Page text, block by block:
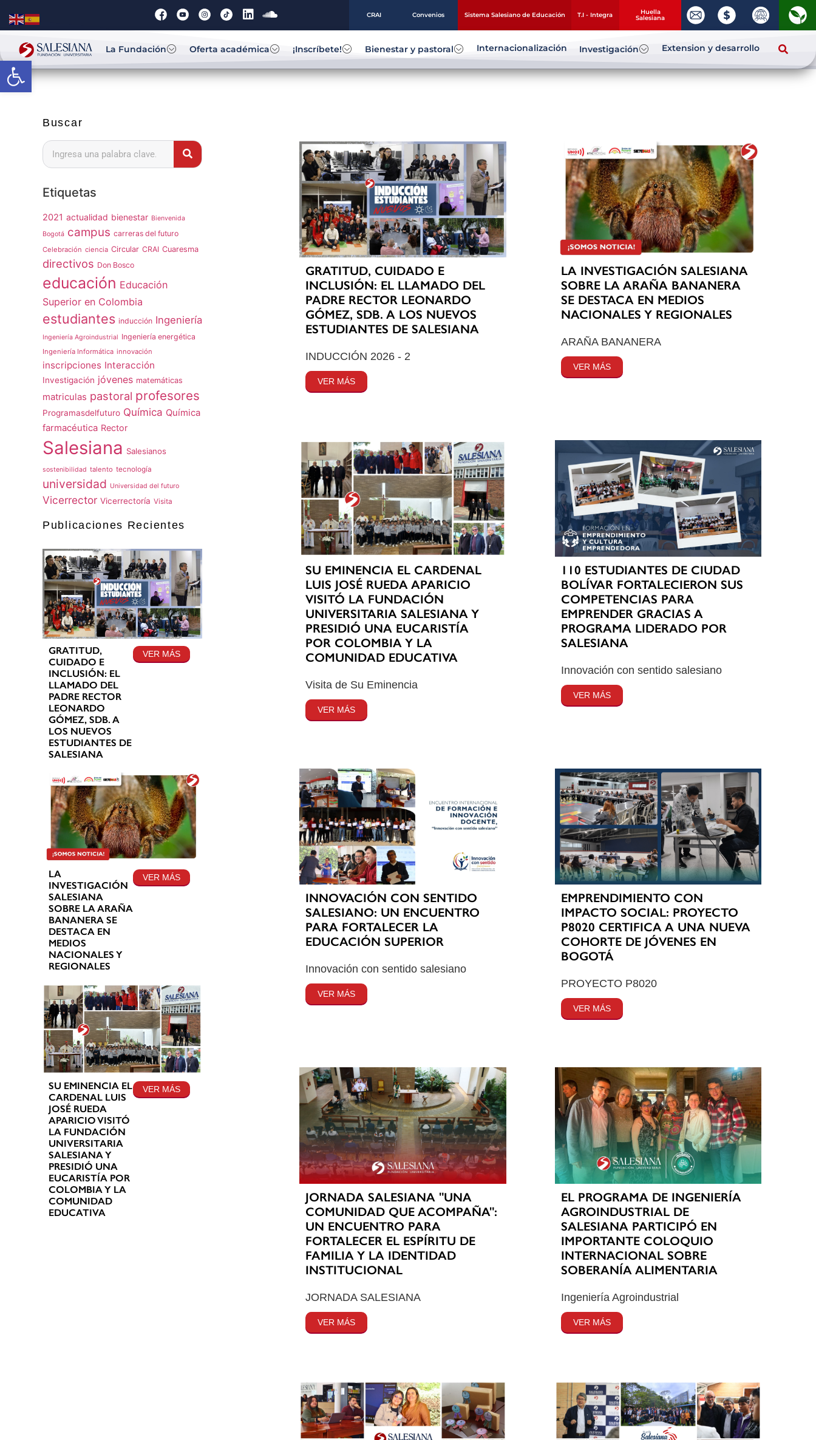
Abrir barra de herramientas
CRAI Convenios Sistema Salesiano de Educación T.I - Integra Huella
Salesiana
La Fundación Oferta académica ¡Inscríbete! Bienestar y pastoral Internacionalización Investigación Extension y desarrollo
Buscar
Etiquetas
2021 actualidad bienestar Bienvenida
Bogotá campus carreras del futuro
Celebración ciencia Circular CRAI Cuaresma
directivos Don Bosco
educación Educación
Superior en Colombia
estudiantes inducción Ingeniería
Ingeniería Agroindustrial Ingeniería energética
Ingeniería Informática innovación
inscripciones Interacción
Investigación jóvenes matemáticas
matriculas pastoral profesores
Programasdelfuturo Química Química
farmacéutica Rector
Salesiana Salesianos
sostenibilidad talento tecnología
universidad Universidad del futuro
Vicerrector Vicerrectoría Visita
Publicaciones Recientes
GRATITUD,
CUIDADO E
INCLUSIÓN: EL
LLAMADO DEL
PADRE RECTOR
LEONARDO
GÓMEZ, SDB. A
LOS NUEVOS
ESTUDIANTES DE
SALESIANA
VER MÁS
LA
INVESTIGACIÓN
SALESIANA
SOBRE LA ARAÑA
BANANERA SE
DESTACA EN
MEDIOS
NACIONALES Y
REGIONALES
VER MÁS
SU EMINENCIA EL
CARDENAL LUIS
JOSÉ RUEDA
APARICIO VISITÓ
LA FUNDACIÓN
UNIVERSITARIA
SALESIANA Y
PRESIDIÓ UNA
EUCARISTÍA POR
COLOMBIA Y LA
COMUNIDAD
EDUCATIVA
VER MÁS
GRATITUD, CUIDADO E
INCLUSIÓN: EL LLAMADO DEL
PADRE RECTOR LEONARDO
GÓMEZ, SDB. A LOS NUEVOS
ESTUDIANTES DE SALESIANA
INDUCCIÓN 2026 - 2
VER MÁS
LA INVESTIGACIÓN SALESIANA
SOBRE LA ARAÑA BANANERA
SE DESTACA EN MEDIOS
NACIONALES Y REGIONALES
ARAÑA BANANERA
VER MÁS
SU EMINENCIA EL CARDENAL
LUIS JOSÉ RUEDA APARICIO
VISITÓ LA FUNDACIÓN
UNIVERSITARIA SALESIANA Y
PRESIDIÓ UNA EUCARISTÍA
POR COLOMBIA Y LA
COMUNIDAD EDUCATIVA
Visita de Su Eminencia
VER MÁS
110 ESTUDIANTES DE CIUDAD
BOLÍVAR FORTALECIERON SUS
COMPETENCIAS PARA
EMPRENDER GRACIAS A
PROGRAMA LIDERADO POR
SALESIANA
Innovación con sentido salesiano
VER MÁS
INNOVACIÓN CON SENTIDO
SALESIANO: UN ENCUENTRO
PARA FORTALECER LA
EDUCACIÓN SUPERIOR
Innovación con sentido salesiano
VER MÁS
EMPRENDIMIENTO CON
IMPACTO SOCIAL: PROYECTO
P8020 CERTIFICA A UNA NUEVA
COHORTE DE JÓVENES EN
BOGOTÁ
PROYECTO P8020
VER MÁS
JORNADA SALESIANA "UNA
COMUNIDAD QUE ACOMPAÑA":
UN ENCUENTRO PARA
FORTALECER EL ESPÍRITU DE
FAMILIA Y LA IDENTIDAD
INSTITUCIONAL
JORNADA SALESIANA
VER MÁS
EL PROGRAMA DE INGENIERÍA
AGROINDUSTRIAL DE
SALESIANA PARTICIPÓ EN
IMPORTANTE COLOQUIO
INTERNACIONAL SOBRE
SOBERANÍA ALIMENTARIA
Ingeniería Agroindustrial
VER MÁS